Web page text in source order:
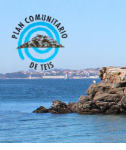
COMUNITARIO Co-